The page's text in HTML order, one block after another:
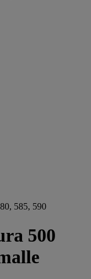
585, 590
500